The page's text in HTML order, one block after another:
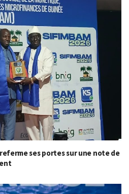
referme ses portes sur une note de